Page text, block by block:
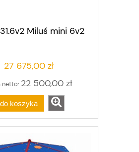
Miluś mini 6v2
27 675,00 zł
netto: 22 500,00 zł
do koszyka